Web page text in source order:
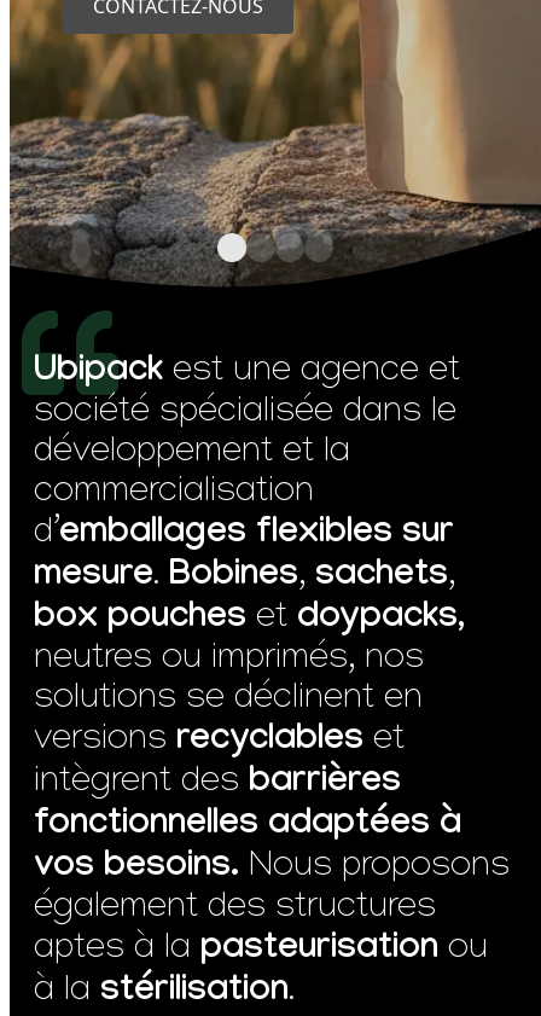
CONTACTEZ-NOUS
CONTACTEZ-NOUS
CONTACTEZ-NOUS
CONTACTEZ-NOUS
Ubipack est une agence et
société spécialisée dans le
développement et la
commercialisation
d’emballages flexibles sur
mesure. Bobines, sachets,
box pouches et doypacks,
neutres ou imprimés, nos
solutions se déclinent en
versions recyclables et
intègrent des barrières
fonctionnelles adaptées à
vos besoins. Nous proposons
également des structures
aptes à la pasteurisation ou
à la stérilisation.